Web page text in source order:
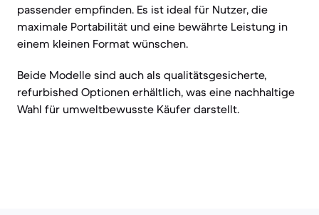
passender empfinden. Es ist ideal für Nutzer, die
maximale Portabilität und eine bewährte Leistung in
einem kleinen Format wünschen.
Beide Modelle sind auch als qualitätsgesicherte,
refurbished Optionen erhältlich, was eine nachhaltige
Wahl für umweltbewusste Käufer darstellt.